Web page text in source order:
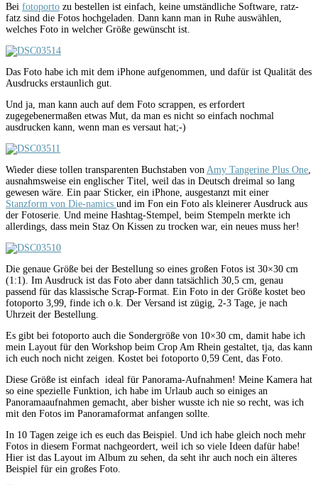
Bei fotoporto zu bestellen ist einfach, keine umständliche Software, ratz-
fatz sind die Fotos hochgeladen. Dann kann man in Ruhe auswählen,
welches Foto in welcher Größe gewünscht ist.
Das Foto habe ich mit dem iPhone aufgenommen, und dafür ist Qualität des
Ausdrucks erstaunlich gut.
Und ja, man kann auch auf dem Foto scrappen, es erfordert
zugegebenermaßen etwas Mut, da man es nicht so einfach nochmal
ausdrucken kann, wenn man es versaut hat;-)
Wieder diese tollen transparenten Buchstaben von Amy Tangerine Plus One
ausnahmsweise ein englischer Titel, weil das in Deutsch dreimal so lang
gewesen wäre. Ein paar Sticker, ein iPhone, ausgestanzt mit einer
Stanzform von Die-namics und im Fon ein Foto als kleinerer Ausdruck aus
der Fotoserie. Und meine Hashtag-Stempel, beim Stempeln merkte ich
allerdings, dass mein Staz On Kissen zu trocken war, ein neues muss her!
Die genaue Größe bei der Bestellung so eines großen Fotos ist 30×30 cm
(1:1). Im Ausdruck ist das Foto aber dann tatsächlich 30,5 cm, genau
passend für das klassische Scrap-Format. Ein Foto in der Größe kostet beo
fotoporto 3,99, finde ich o.k. Der Versand ist zügig, 2-3 Tage, je nach
Uhrzeit der Bestellung.
Es gibt bei fotoporto auch die Sondergröße von 10×30 cm, damit habe ich
mein Layout für den Workshop beim Crop Am Rhein gestaltet, tja, das kann
ich euch noch nicht zeigen. Kostet bei fotoporto 0,59 Cent, das Foto.
Diese Größe ist einfach ideal für Panorama-Aufnahmen! Meine Kamera hat
so eine spezielle Funktion, ich habe im Urlaub auch so einiges an
Panoramaaufnahmen gemacht, aber bisher wusste ich nie so recht, was ich
mit den Fotos im Panoramaformat anfangen sollte.
In 10 Tagen zeige ich es euch das Beispiel. Und ich habe gleich noch mehr
Fotos in diesem Format nachgeordert, weil ich so viele Ideen dafür habe!
Hier ist das Layout im Album zu sehen, da seht ihr auch noch ein älteres
Beispiel für ein großes Foto.